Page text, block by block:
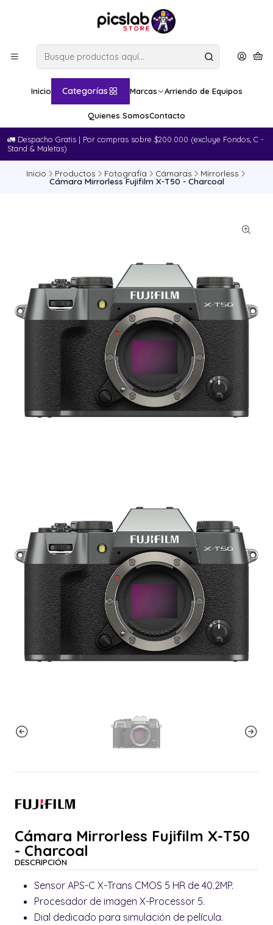
Inicio Categorías Marcas Arriendo de Equipos
Quienes SomosContacto
🚛​ Despacho Gratis | Por compras sobre $200.000 (excluye Fondos, C -
Stand & Maletas)
Inicio Productos Fotografía Cámaras Mirrorless
Cámara Mirrorless Fujifilm X-T50 - Charcoal
Cámara Mirrorless Fujifilm X-T50
- Charcoal
DESCRIPCIÓN
Sensor APS-C X-Trans CMOS 5 HR de 40.2MP.
Procesador de imagen X-Processor 5.
Dial dedicado para simulación de película.